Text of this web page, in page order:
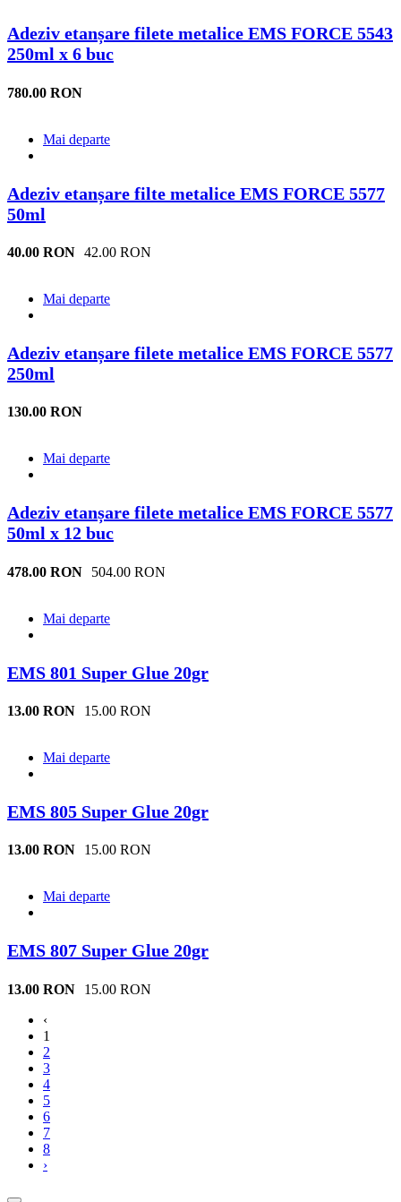
Adeziv etanșare filete metalice EMS FORCE 5543
250ml x 6 buc
780.00 RON
Mai departe
Adeziv etanșare filte metalice EMS FORCE 5577
50ml
40.00 RON 42.00 RON
Mai departe
Adeziv etanșare filete metalice EMS FORCE 5577
250ml
130.00 RON
Mai departe
Adeziv etanșare filete metalice EMS FORCE 5577
50ml x 12 buc
478.00 RON 504.00 RON
Mai departe
EMS 801 Super Glue 20gr
13.00 RON 15.00 RON
Mai departe
EMS 805 Super Glue 20gr
13.00 RON 15.00 RON
Mai departe
EMS 807 Super Glue 20gr
13.00 RON
15.00 RON
‹
1
2
3
4
5
6
7
8
›